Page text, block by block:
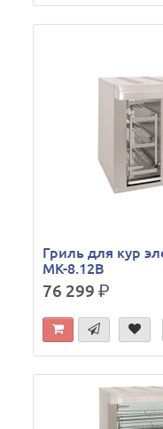
Гриль для кур
МК-8.12В
76 299р.